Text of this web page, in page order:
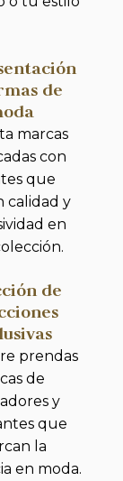
de
marcas
con
que
calidad y
en
de
prendas
de
y
que
la
en moda.